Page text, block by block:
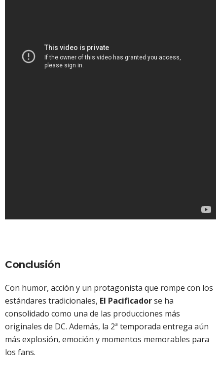
Conclusión
Con humor, acción y un protagonista que rompe con los
estándares tradicionales, El Pacificadorse ha
consolidado como una de las producciones más
originales de DC. Además, la 2ª temporada entrega aún
más explosión, emoción y momentos memorables para
los fans.